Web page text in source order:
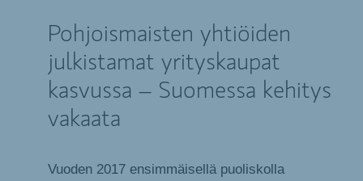
Pohjoismaisten yhtiöiden
julkistamat yrityskaupat
kasvussa – Suomessa kehitys
vakaata
Vuoden 2017 ensimmäisellä puoliskolla